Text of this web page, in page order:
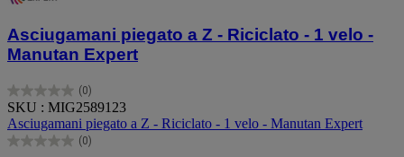
Asciugamani piegato a Z - Riciclato - 1 velo -
Manutan Expert
(0)
0.0
su
5
stelle.
SKU : MIG2589123
Asciugamani piegato a Z - Riciclato - 1 velo - Manutan Expert
(0)
0.0